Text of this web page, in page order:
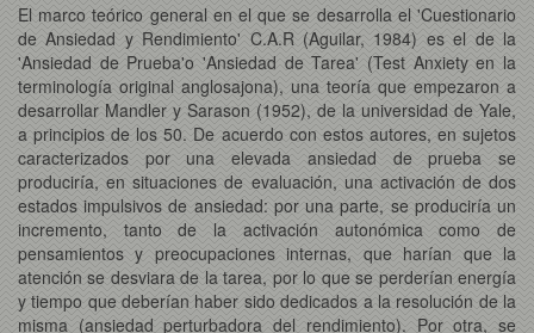
El marco teórico general en el que se desarrolla el 'Cuestionario
de Ansiedad y Rendimiento' C.A.R (Aguilar, 1984) es el de la
'Ansiedad de Prueba'o 'Ansiedad de Tarea' (Test Anxiety en la
terminología original anglosajona), una teoría que empezaron a
desarrollar Mandler y Sarason (1952), de la universidad de Yale,
a principios de los 50. De acuerdo con estos autores, en sujetos
caracterizados por una elevada ansiedad de prueba se
produciría, en situaciones de evaluación, una activación de dos
estados impulsivos de ansiedad: por una parte, se produciría un
incremento, tanto de la activación autonómica como de
pensamientos y preocupaciones internas, que harían que la
atención se desviara de la tarea, por lo que se perderían energía
y tiempo que deberían haber sido dedicados a la resolución de la
misma (ansiedad perturbadora del rendimiento). Por otra, se